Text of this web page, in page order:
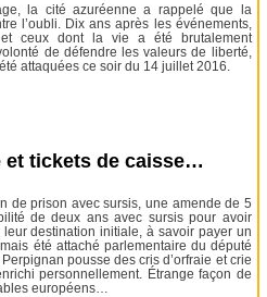
la cité azuréenne a rappelé que la
l’oubli. Dix ans après les événements,
et ceux dont la vie a été brutalement
de défendre les valeurs de liberté,
attaquées ce soir du 14 juillet 2016.
et tickets de caisse…
de prison avec sursis, une amende de 5
de deux ans avec sursis pour avoir
destination initiale, à savoir payer un
été attaché parlementaire du député
pousse des cris d’orfraie et crie
personnellement. Étrange façon de
européens…